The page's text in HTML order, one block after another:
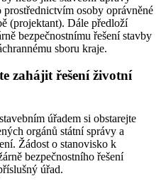
osoby oprávněné
(projektant). Dále předloží
bezpečnostnímu řešení stavby
sboru kraje.
zahájit řešení životní
úřadem si obstarejte
orgánů státní správy a
Žádost o stanovisko k
bezpečnostního řešení
úřad.